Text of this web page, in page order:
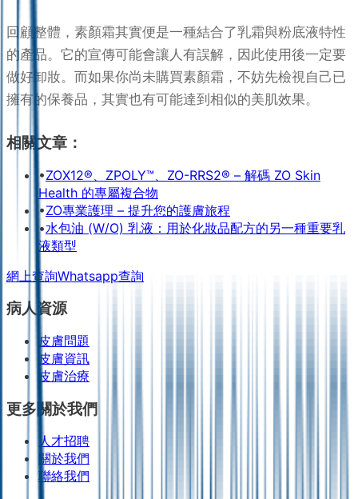
回顧整體，素顏霜其實便是一種結合了乳霜與粉底液特性
的產品。它的宣傳可能會讓人有誤解，因此使用後一定要
做好卸妝。而如果你尚未購買素顏霜，不妨先檢視自己已
擁有的保養品，其實也有可能達到相似的美肌效果。
相關文章：
•ZOX12®、ZPOLY™、ZO-RRS2® – 解碼 ZO Skin
Health 的專屬複合物
•ZO專業護理 – 提升您的護膚旅程
•水包油 (W/O) 乳液：用於化妝品配方的另一種重要乳
液類型
網上查詢Whatsapp查詢
病人資源
皮膚問題
皮膚資訊
皮膚治療
更多關於我們
人才招聘
關於我們
聯絡我們